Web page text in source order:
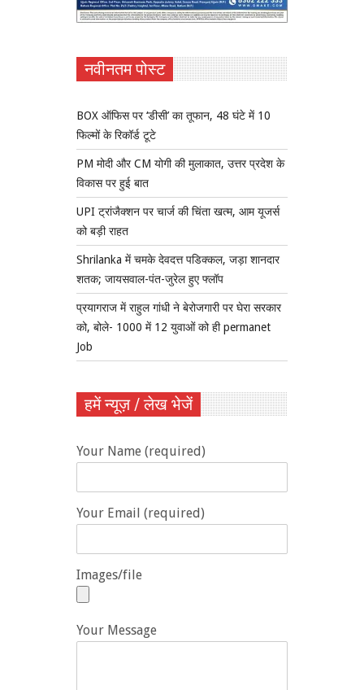
नवीनतम पोस्ट
BOX ऑफिस पर ‘डीसी’ का तूफान, 48 घंटे में 10
फिल्मों के रिकॉर्ड टूटे
PM मोदी और CM योगी की मुलाकात, उत्तर प्रदेश के
विकास पर हुई बात
UPI ट्रांजैक्शन पर चार्ज की चिंता खत्म, आम यूजर्स
को बड़ी राहत
Shrilanka में चमके देवदत्त पडिक्कल, जड़ा शानदार
शतक; जायसवाल-पंत-जुरेल हुए फ्लॉप
प्रयागराज में राहुल गांधी ने बेरोजगारी पर घेरा सरकार
को, बोले- 1000 में 12 युवाओं को ही permanet
Job
हमें न्यूज़ / लेख भेजें
Your Name (required)
Your Email (required)
Images/file
Your Message